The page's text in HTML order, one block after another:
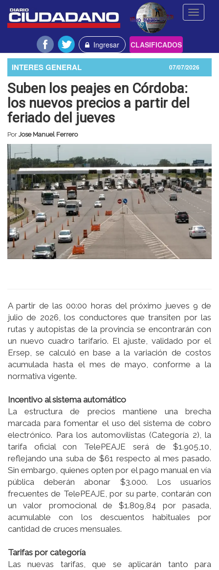
Toggle
Ingresar CLASIFICADOS
INTERES GENERAL 07/07/2026
Suben los peajes en Córdoba:
los nuevos precios a partir del
feriado del jueves
Por Jose Manuel Ferrero
A partir de las 00:00 horas del próximo jueves 9 de
julio de 2026, los conductores que transiten por las
rutas y autopistas de la provincia se encontrarán con
un nuevo cuadro tarifario. El ajuste, validado por el
Ersep, se calculó en base a la variación de costos
acumulada hasta el mes de mayo, conforme a la
normativa vigente.
Incentivo al sistema automático
La estructura de precios mantiene una brecha
marcada para fomentar el uso del sistema de cobro
electrónico. Para los automovilistas (Categoría 2), la
tarifa oficial con TelePEAJE será de $1.905,10,
reflejando una suba de $61 respecto al mes pasado.
Sin embargo, quienes opten por el pago manual en vía
pública deberán abonar $3.000. Los usuarios
frecuentes de TelePEAJE, por su parte, contarán con
un valor promocional de $1.809,84 por pasada,
acumulable con los descuentos habituales por
cantidad de cruces mensuales.
Tarifas por categoría
Las nuevas tarifas, que se aplicarán tanto para